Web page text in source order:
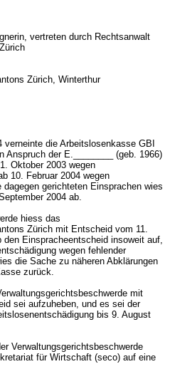
vertreten durch Rechtsanwalt
Zürich, Winterthur
die Arbeitslosenkasse GBI
Anspruch der E.________ (geb. 1966)
Oktober 2003 wegen
10. Februar 2004 wegen
gerichteten Einsprachen wies
2004 ab.
hiess das
Zürich mit Entscheid vom 11.
Einspracheentscheid insoweit auf,
wegen fehlender
die Sache zu näheren Abklärungen
zurück.
mit
sei aufzuheben, und es sei der
bis 9. August
Verwaltungsgerichtsbeschwerde
für Wirtschaft (seco) auf eine